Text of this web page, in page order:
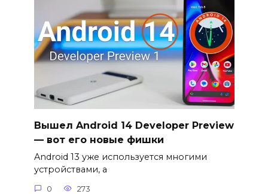
Вышел Android 14 Developer Preview
— вот его новые фишки
Android 13 уже используется многими
устройствами, а
0 273